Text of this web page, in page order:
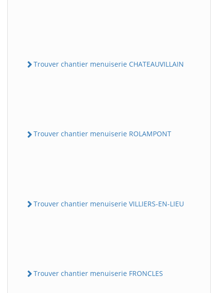
Trouver chantier menuiserie CHATEAUVILLAIN
Trouver chantier menuiserie ROLAMPONT
Trouver chantier menuiserie VILLIERS-EN-LIEU
Trouver chantier menuiserie FRONCLES